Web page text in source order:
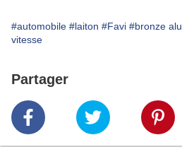
#automobile #laiton #Favi #bronze alu
vitesse
Partager